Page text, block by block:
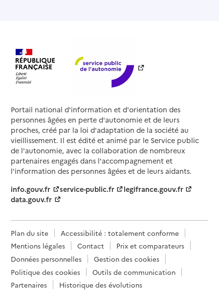
Portail national d'information et d'orientation des
personnes âgées en perte d'autonomie et de leurs
proches, créé par la loi d'adaptation de la société au
vieillissement. Il est édité et animé par le Service public
de l'autonomie, avec la collaboration de nombreux
partenaires engagés dans l'accompagnement et
l'information des personnes âgées et de leurs aidants.
info.gouv.fr
service-public.fr
legifrance.gouv.fr
data.gouv.fr
Plan du site
Accessibilité : totalement conforme
Mentions légales
Contact
Prix et comparateurs
Données personnelles
Gestion des cookies
Politique des cookies
Outils de communication
Partenaires
Historique des évolutions